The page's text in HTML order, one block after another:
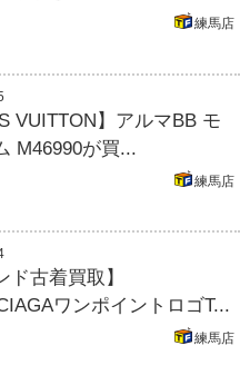
練馬店
VUITTON】アルマBB モ
M46990が買...
練馬店
ド古着買取】
ワンポイントロゴT...
練馬店